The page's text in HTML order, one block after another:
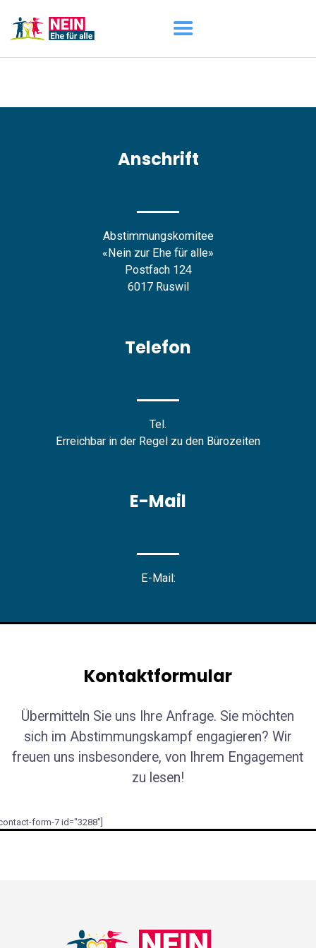
ÜBER UNSAnschrift
Abstimmungskomitee
«Nein zur Ehe für alle»
Postfach 124
6017 Ruswil
Telefon
Tel.
Erreichbar in der Regel zu den Bürozeiten
E-Mail
E-Mail:
Kontaktformular
Übermitteln Sie uns Ihre Anfrage. Sie möchten
sich im Abstimmungskampf engagieren? Wir
freuen uns insbesondere, von Ihrem Engagement
zu lesen!
form-7 id="3288"]